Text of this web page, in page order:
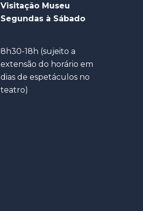
Visitação Museu
Segundas à Sábado
8h30-18h (sujeito a
extensão do horário em
dias de espetáculos no
teatro)